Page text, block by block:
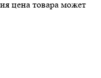
цена товара может